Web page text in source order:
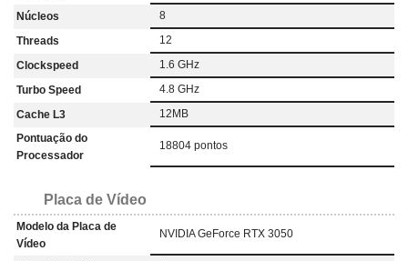
Núcleos
8
Threads
12
Clockspeed
1.6 GHz
Turbo Speed
4.8 GHz
Cache L3
12MB
Pontuação do
Processador
18804 pontos
Placa de Vídeo
Modelo da Placa de
Vídeo
NVIDIA GeForce RTX 3050